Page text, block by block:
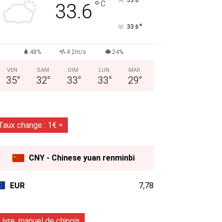
33.6 ° C
33.6 °
48% 4.2m/s 24%
VEN
35°
SAM
32°
DIM
33°
LUN
33°
MAR
29°
change : 1€ =
CNY - Chinese yuan renminbi
EUR 7,78